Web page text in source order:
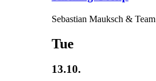
Sebastian Mauksch & Team
Tue
13.10.